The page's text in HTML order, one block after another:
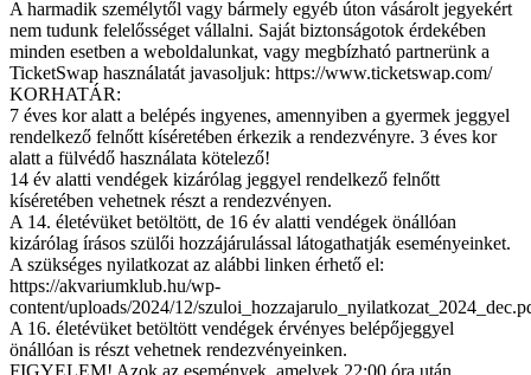
A harmadik személytől vagy bármely egyéb úton vásárolt jegyekért
nem tudunk felelősséget vállalni. Saját biztonságotok érdekében
minden esetben a weboldalunkat, vagy megbízható partnerünk a
TicketSwap használatát javasoljuk: https://www.ticketswap.com/
KORHATÁR:
7 éves kor alatt a belépés ingyenes, amennyiben a gyermek jeggyel
rendelkező felnőtt kíséretében érkezik a rendezvényre. 3 éves kor
alatt a fülvédő használata kötelező!
14 év alatti vendégek kizárólag jeggyel rendelkező felnőtt
kíséretében vehetnek részt a rendezvényen.
A 14. életévüket betöltött, de 16 év alatti vendégek önállóan
kizárólag írásos szülői hozzájárulással látogathatják eseményeinket.
A szükséges nyilatkozat az alábbi linken érhető el:
https://akvariumklub.hu/wp-
content/uploads/2024/12/
A 16. életévüket betöltött vendégek érvényes belépőjeggyel
önállóan is részt vehetnek rendezvényeinken.
FIGYELEM! Azok az események, amelyek 22:00 óra után